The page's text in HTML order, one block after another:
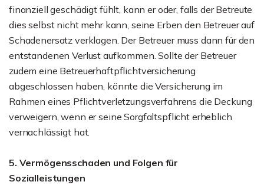
finanziell geschädigt fühlt, kann er oder, falls der Betreute
dies selbst nicht mehr kann, seine Erben den Betreuer auf
Schadenersatz verklagen. Der Betreuer muss dann für den
entstandenen Verlust aufkommen. Sollte der Betreuer
zudem eine Betreuerhaftpflichtversicherung
abgeschlossen haben, könnte die Versicherung im
Rahmen eines Pflichtverletzungsverfahrens die Deckung
verweigern, wenn er seine Sorgfaltspflicht erheblich
vernachlässigt hat.
5. Vermögensschaden und Folgen für
Sozialleistungen